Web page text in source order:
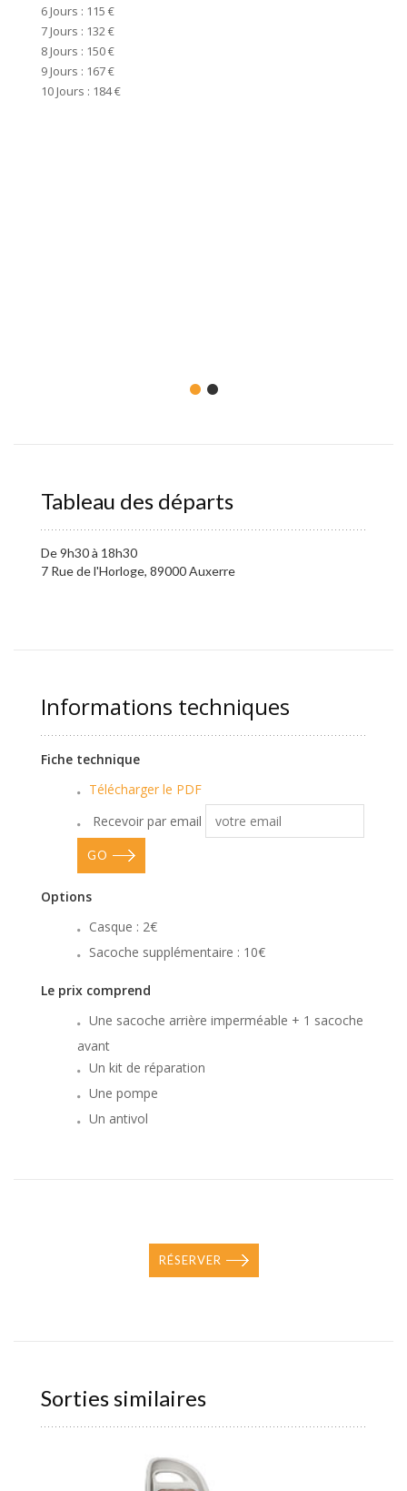
6 Jours : 115 €
7 Jours : 132 €
8 Jours : 150 €
9 Jours : 167 €
10 Jours : 184 €
Tableau des départs
De 9h30 à 18h30
7 Rue de l'Horloge, 89000 Auxerre
Informations techniques
Fiche technique
Télécharger le PDF
Recevoir par email
GO
Options
Casque : 2€
Sacoche supplémentaire : 10€
Le prix comprend
Une sacoche arrière imperméable + 1 sacoche
avant
Un kit de réparation
Une pompe
Un antivol
RÉSERVER
Sorties similaires